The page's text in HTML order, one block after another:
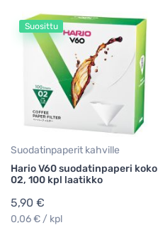
Suosittu
Suodatinpaperit kahville
Hario V60 suodatinpaperi koko
02, 100 kpl laatikko
5,90 €
0,06 € / kpl